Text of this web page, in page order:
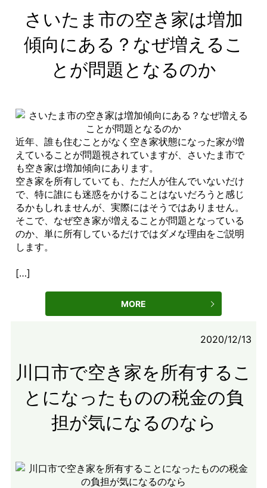
さいたま市の空き家は増加
傾向にある？なぜ増えるこ
とが問題となるのか
近年、誰も住むことがなく空き家状態になった家が増
えていることが問題視されていますが、さいたま市で
も空き家は増加傾向にあります。
空き家を所有していても、ただ人が住んでいないだけ
で、特に誰にも迷惑をかけることはないだろうと感じ
るかもしれませんが、実際にはそうではありません。
そこで、なぜ空き家が増えることが問題となっている
のか、単に所有しているだけではダメな理由をご説明
します。
[…]
MORE
2020/12/13
川口市で空き家を所有するこ
とになったものの税金の負
担が気になるのなら